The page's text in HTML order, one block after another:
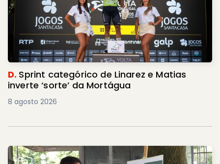
D. Sprint categórico de Linarez e Matias
inverte ‘sorte’ da Mortágua
8 agosto 2026